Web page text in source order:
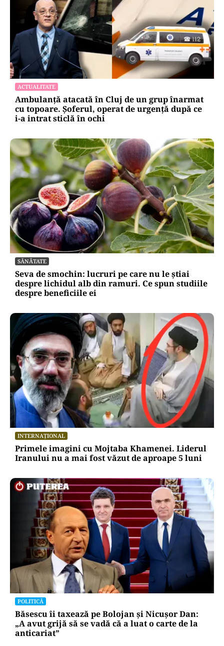
ACTUALITATE
Ambulanță atacată în Cluj de un grup înarmat
cu topoare. Șoferul, operat de urgență după ce
i-a intrat sticlă în ochi
SĂNĂTATE
Seva de smochin: lucruri pe care nu le știai
despre lichidul alb din ramuri. Ce spun studiile
despre beneficiile ei
INTERNAȚIONAL
Primele imagini cu Mojtaba Khamenei. Liderul
Iranului nu a mai fost văzut de aproape 5 luni
POLITICĂ
Băsescu îi taxează pe Bolojan și Nicușor Dan:
„A avut grijă să se vadă că a luat o carte de la
anticariat”